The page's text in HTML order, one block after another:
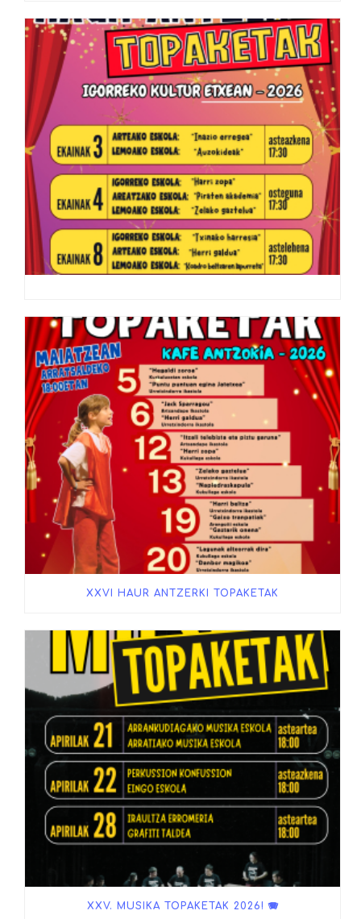
XXVI HAUR ANTZERKI TOPAKETAK
XXV. MUSIKA TOPAKETAK 2026! 🪗